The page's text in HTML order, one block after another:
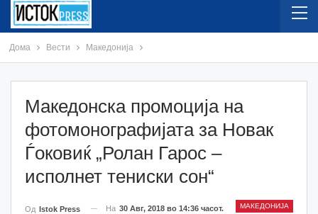
Дома Вести Македонија
Македонска промоција на
фотомонографијата за Новак
Ѓоковиќ „Ролан Гарос –
исполнет тениски сон“
МАКЕДОНИЈА
Од Istok Press На 30 Авг, 2018 во 14:36 часот.